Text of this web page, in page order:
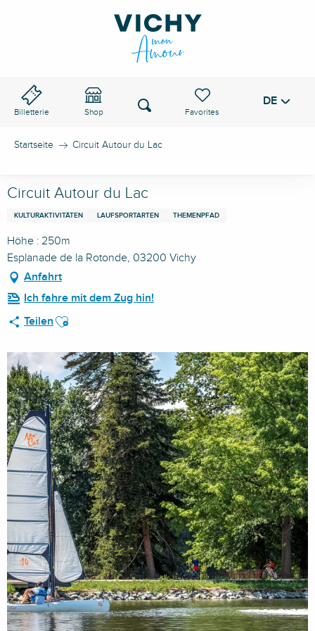
Billetterie Shop
Voir les favoris
Suche DE
Startseite Circuit Autour du Lac
Circuit Autour du Lac
KULTURAKTIVITÄTEN LAUFSPORTARTEN THEMENPFAD
Höhe : 250m
Esplanade de la Rotonde, 03200 Vichy
Anfahrt
Ich fahre mit dem Zug hin!
Teilen Ajouter aux favoris